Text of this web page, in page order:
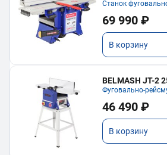
Станок
69 990 ₽
В корзину
BELMASH JT-2
Фуговально-
46 490 ₽
В корзину